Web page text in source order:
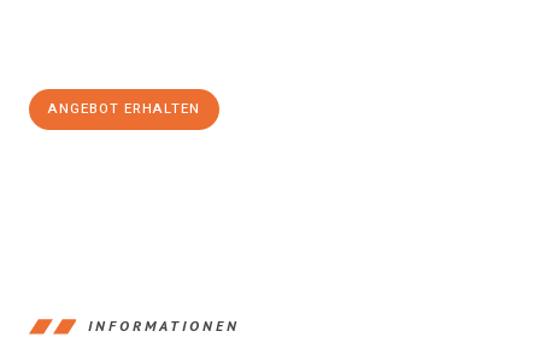
ANGEBOT ERHALTEN
INFORMATIONEN